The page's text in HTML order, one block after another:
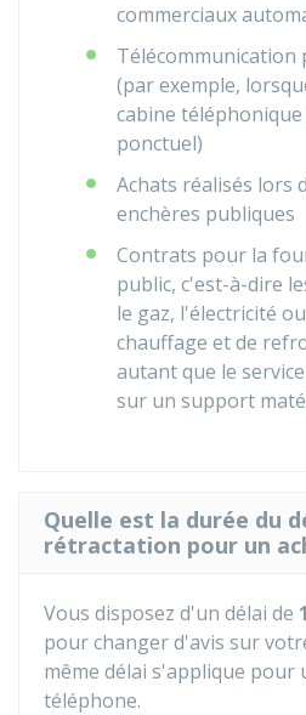
commerciaux
(par exemple,
cabine
ponctuel)
Achats réalisés lors
enchères publiques
Contrats pour la
public, c'est-à-dire
le gaz, l'électricité
chauffage et de
autant que le
sur un support
Quelle est la durée du
rétractation pour un
Vous disposez d'un délai de
pour changer d'avis sur
même délai s'applique pour
téléphone.